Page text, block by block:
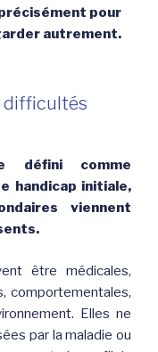
pour
autrement.
difficultés
défini comme
handicap initiale,
viennent
être médicales,
comportementales,
Elles ne
par la maladie ou